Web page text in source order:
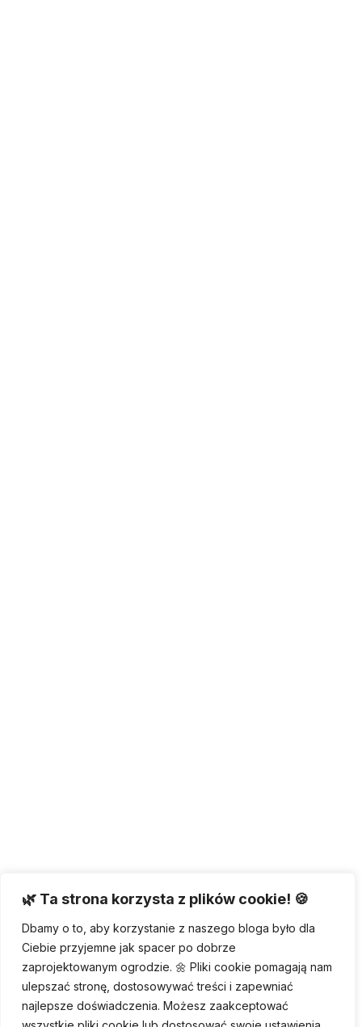
🌿 Ta strona korzysta z plików cookie! 🍪
Dbamy o to, aby korzystanie z naszego bloga było dla
Ciebie przyjemne jak spacer po dobrze
zaprojektowanym ogrodzie. 🌼 Pliki cookie pomagają nam
ulepszać stronę, dostosowywać treści i zapewniać
najlepsze doświadczenia. Możesz zaakceptować